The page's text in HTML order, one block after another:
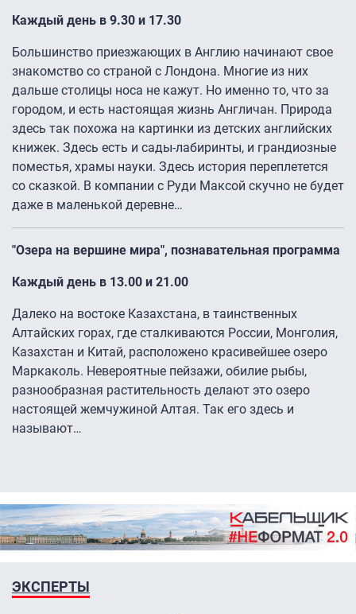
Каждый день в 9.30 и 17.30
Большинство приезжающих в Англию начинают свое
знакомство со страной с Лондона. Многие из них
дальше столицы носа не кажут. Но именно то, что за
городом, и есть настоящая жизнь Англичан. Природа
здесь так похожа на картинки из детских английских
книжек. Здесь есть и сады-лабиринты, и грандиозные
поместья, храмы науки. Здесь история переплетется
со сказкой. В компании с Руди Максой скучно не будет
даже в маленькой деревне…
"Озера на вершине мира", познавательная программа
Каждый день в 13.00 и 21.00
Далеко на востоке Казахстана, в таинственных
Алтайских горах, где сталкиваются России, Монголия,
Казахстан и Китай, расположено красивейшее озеро
Маркаколь. Невероятные пейзажи, обилие рыбы,
разнообразная растительность делают это озеро
настоящей жемчужиной Алтая. Так его здесь и
называют…
ЭКСПЕРТЫ